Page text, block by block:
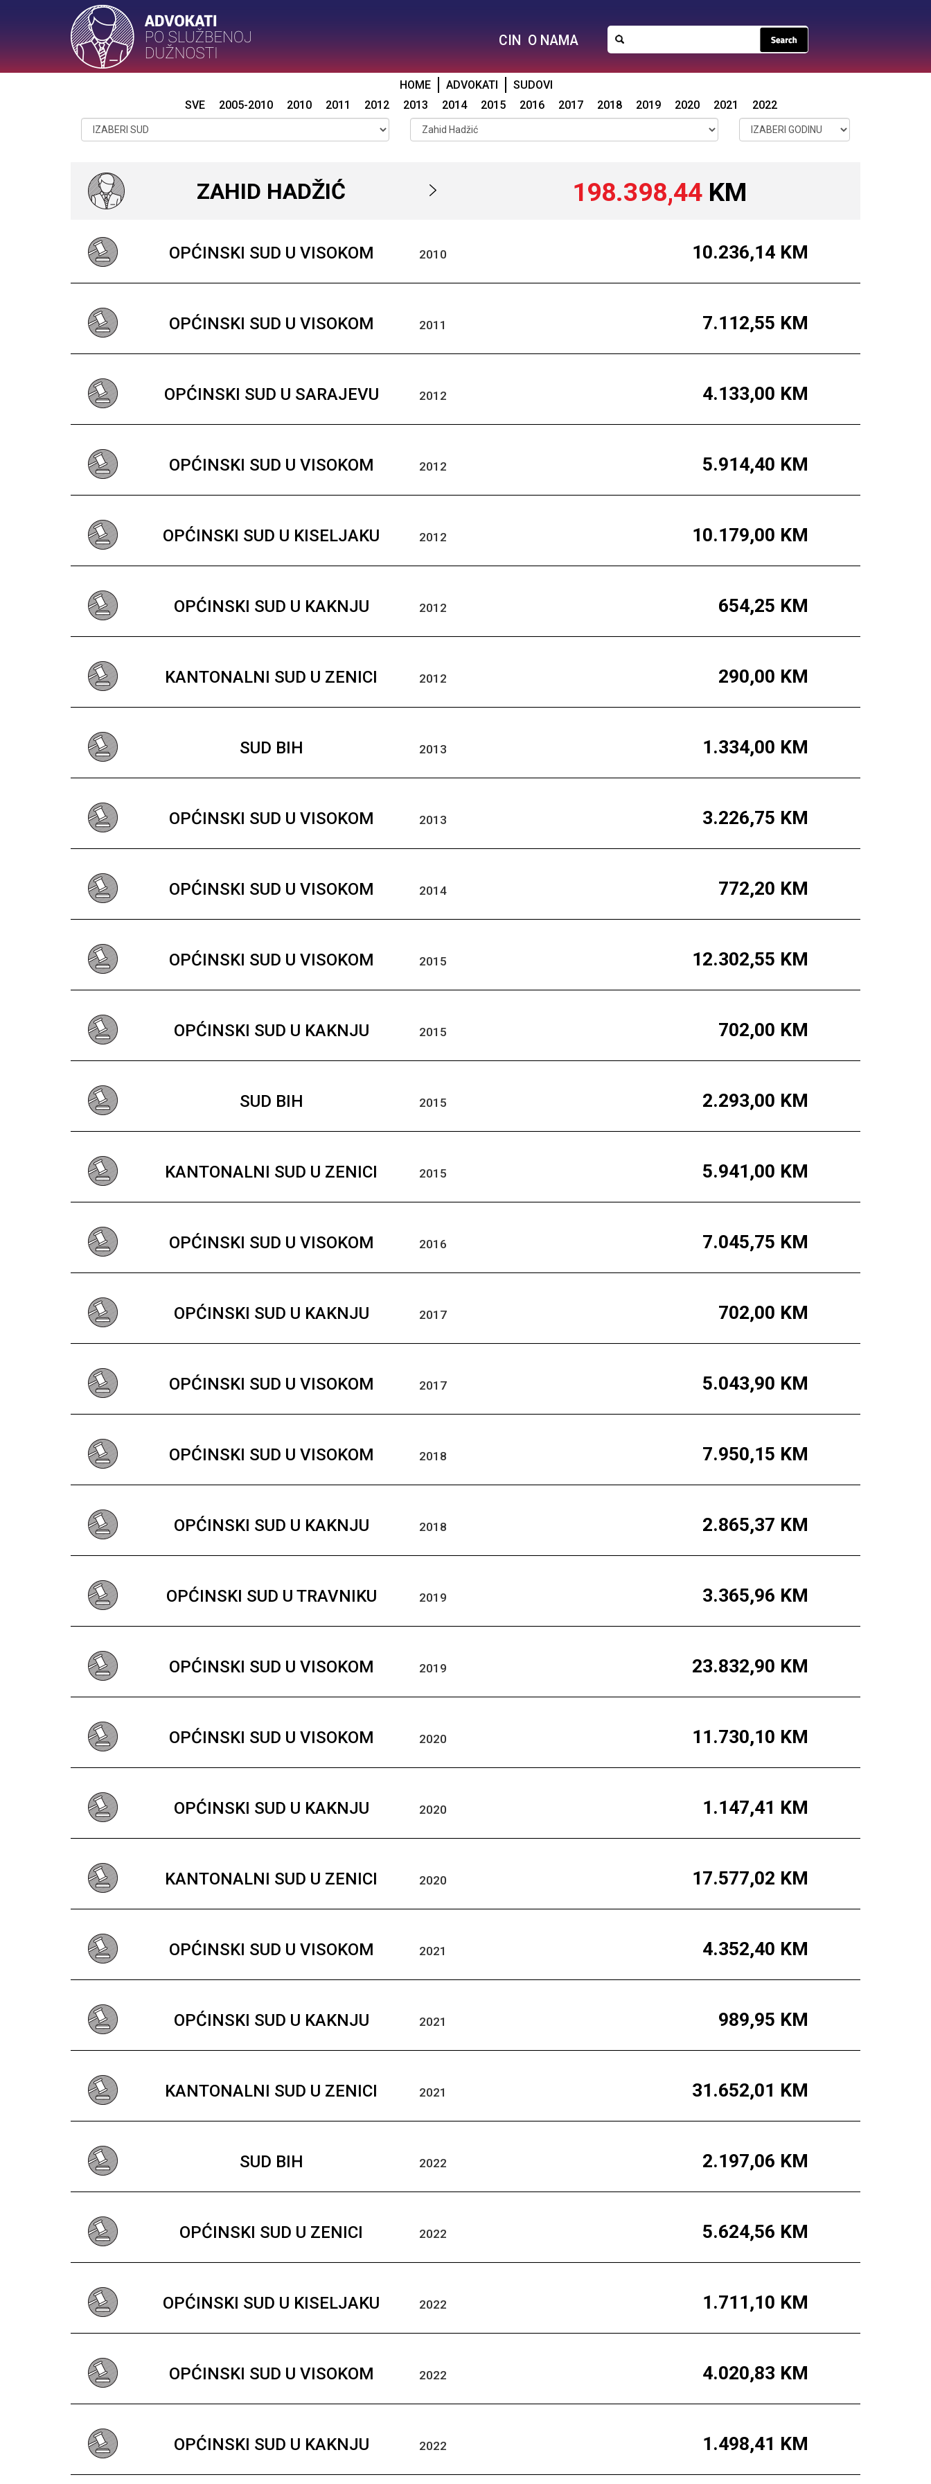
CIN O NAMA
HOME ADVOKATI
SUDOVI
2022
2021
2020
2019
2018
2017
2016
2015
2014
2013
2012
2011
2010
2005-2010
SVE
ZAHID HADŽIĆ 198.398,44KM
OPĆINSKI SUD U VISOKOM 2010 10.236,14KM
OPĆINSKI SUD U VISOKOM 2011 7.112,55 KM
OPĆINSKI SUD U SARAJEVU 2012 4.133,00 KM
OPĆINSKI SUD U VISOKOM 2012 5.914,40 KM
OPĆINSKI SUD U KISELJAKU 2012 10.179,00 KM
OPĆINSKI SUD U KAKNJU 2012 654,25 KM
KANTONALNI SUD U ZENICI 2012 290,00 KM
SUD BIH 2013 1.334,00 KM
OPĆINSKI SUD U VISOKOM 2013 3.226,75 KM
OPĆINSKI SUD U VISOKOM 2014 772,20 KM
OPĆINSKI SUD U VISOKOM 2015 12.302,55 KM
OPĆINSKI SUD U KAKNJU 2015 702,00 KM
SUD BIH 2015 2.293,00 KM
KANTONALNI SUD U ZENICI 2015 5.941,00 KM
OPĆINSKI SUD U VISOKOM 2016 7.045,75 KM
OPĆINSKI SUD U KAKNJU 2017 702,00 KM
OPĆINSKI SUD U VISOKOM 2017 5.043,90 KM
OPĆINSKI SUD U VISOKOM 2018 7.950,15 KM
OPĆINSKI SUD U KAKNJU 2018 2.865,37 KM
OPĆINSKI SUD U TRAVNIKU 2019 3.365,96 KM
OPĆINSKI SUD U VISOKOM 2019 23.832,90 KM
OPĆINSKI SUD U VISOKOM 2020 11.730,10 KM
OPĆINSKI SUD U KAKNJU 2020 1.147,41 KM
KANTONALNI SUD U ZENICI 2020 17.577,02 KM
OPĆINSKI SUD U VISOKOM 2021 4.352,40 KM
OPĆINSKI SUD U KAKNJU 2021 989,95 KM
KANTONALNI SUD U ZENICI 2021 31.652,01 KM
SUD BIH 2022 2.197,06 KM
OPĆINSKI SUD U ZENICI 2022 5.624,56 KM
OPĆINSKI SUD U KISELJAKU 2022 1.711,10 KM
OPĆINSKI SUD U VISOKOM 2022 4.020,83 KM
OPĆINSKI SUD U KAKNJU 2022 1.498,41 KM